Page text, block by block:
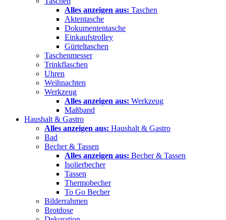
Alles anzeigen aus: Taschen
Aktentasche
Dokumententasche
Einkaufstrolley
Gürteltaschen
Taschenmesser
Trinkflaschen
Uhren
Weihnachten
Werkzeug
Alles anzeigen aus: Werkzeug
Maßband
Haushalt & Gastro
Alles anzeigen aus: Haushalt & Gastro
Bad
Becher & Tassen
Alles anzeigen aus: Becher & Tassen
Isolierbecher
Tassen
Thermobecher
To Go Becher
Bilderrahmen
Brotdose